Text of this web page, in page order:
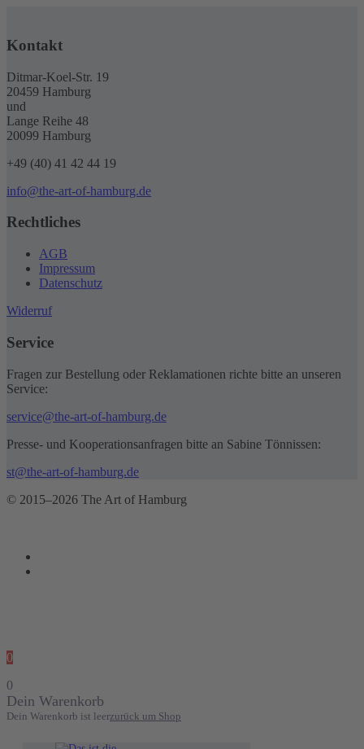
Kontakt
Ditmar-Koel-Str. 19
20459 Hamburg
und
Lange Reihe 48
20099 Hamburg
+49 (40) 41 42 44 19
info@the-art-of-hamburg.de
Rechtliches
AGB
Impressum
Datenschutz
Widerruf
Service
Fragen zur Bestellung oder Reklamationen richte bitte an unseren
Service:
service@the-art-of-hamburg.de
Presse- und Kooperationsanfragen bitte an Sabine Tönnissen:
st@the-art-of-hamburg.de
© 2015–2026 The Art of Hamburg
0
0
Dein Warenkorb
Dein Warenkorb ist leerzurück um Shop